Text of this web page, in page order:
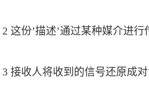
2 这份’描述’通过某种媒介进行
3 接收人将收到的信号还原成